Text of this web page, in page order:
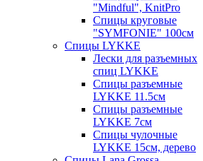
"Mindful", KnitPro
Спицы круговые
"SYMFONIE" 100см
Спицы LYKKE
Лески для разъемных
спиц LYKKE
Спицы разъемные
LYKKE 11.5см
Спицы разъемные
LYKKE 7см
Спицы чулочные
LYKKE 15см, дерево